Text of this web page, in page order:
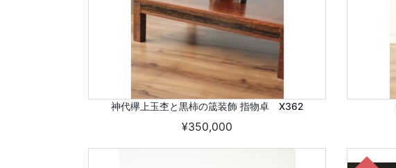
神代欅上玉杢と黒柿の筬装飾 指物卓 X362
¥350,000